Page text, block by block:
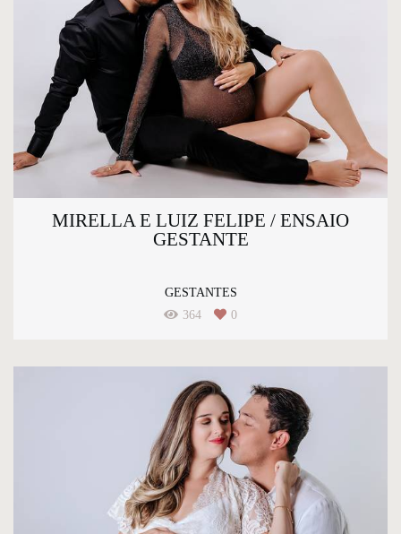
MIRELLA E LUIZ FELIPE / ENSAIO
GESTANTE
GESTANTES
364
0